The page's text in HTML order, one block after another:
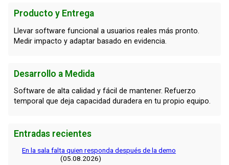
Producto y Entrega
Llevar software funcional a usuarios reales más pronto.
Medir impacto y adaptar basado en evidencia.
Desarrollo a Medida
Software de alta calidad y fácil de mantener. Refuerzo
temporal que deja capacidad duradera en tu propio equipo.
Entradas recientes
En la sala falta quien responda después de la demo
(05.08.2026)